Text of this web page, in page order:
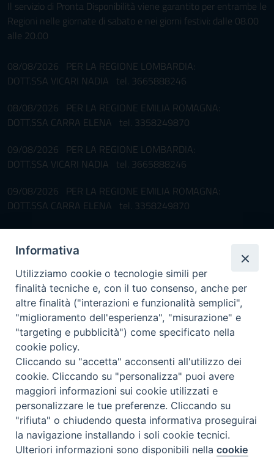
Il servizio di Pronta Disponibilità viene garantito per entrambe le
Regioni nelle giornate di sabato e nei giorni festivi: dalle 08.00
alle 20.00
08/08/2026 PER LA REGIONE LOMBARDIA:
DOTT.SSA VICARI NADIA tel. 3665888246
08/08/2026 PER LA REGIONE EMILIA ROMAGNA:
DOTT.SSA CARRA ELENA tel. 3358249870
09/08/2026 PER LA REGIONE LOMBARDIA:
DOTT.SSA VICARI NADIA tel. 3665888246
09/08/2026 PER LA REGIONE EMILIA ROMAGNA:
DOTT.SSA CARRA ELENA tel. 3358249870
Il servizio di Pronta Disponibilità viene garantito per entrambe le
Regioni nelle giornate di sabato e nei giorni festivi: dalle 08.00
alle 20.00
Accompagnare il campione con la scheda di segnalazione caso
(Link alla Circolare)e la relativa modulistica
Per l'Emilia-Romagna :
Per la Lombardia :Link al Mod.Accompagnamento
08/08/2026 PER LA REGIONE LOMBARDIA:
DR. PAVONI ENRICO tel. 3391639372
08/08/2026 PER LA REGIONE EMILIA ROMAGNA:
Informativa
Utilizziamo cookie o tecnologie simili per
finalità tecniche e, con il tuo consenso, anche per
altre finalità ("interazioni e funzionalità semplici",
"miglioramento dell'esperienza", "misurazione" e
"targeting e pubblicità") come specificato nella
cookie policy.
Cliccando su "accetta" acconsenti all'utilizzo dei
cookie. Cliccando su "personalizza" puoi avere
maggiori informazioni sui cookie utilizzati e
personalizzare le tue preferenze. Cliccando su
"rifiuta" o chiudendo questa informativa proseguirai
la navigazione installando i soli cookie tecnici.
Ulteriori informazioni sono disponibili nellacookie